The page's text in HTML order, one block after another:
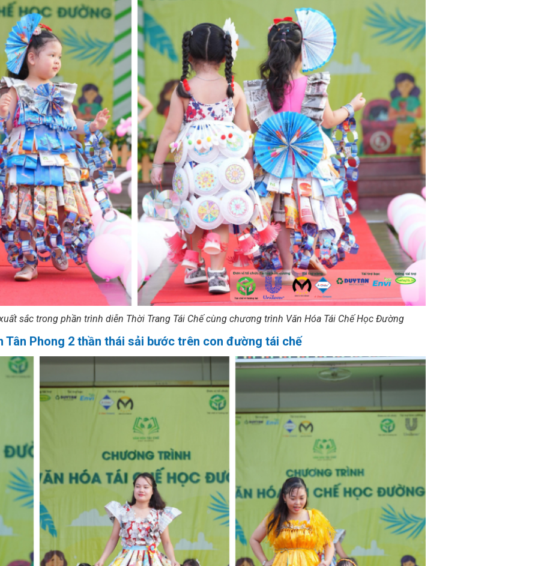
sắc trong phần trình diễn Thời Trang Tái Chế cùng chương trình Văn Hóa Tái Chế Học Đường
Tân Phong 2 thần thái sải bước trên con đường tái chế